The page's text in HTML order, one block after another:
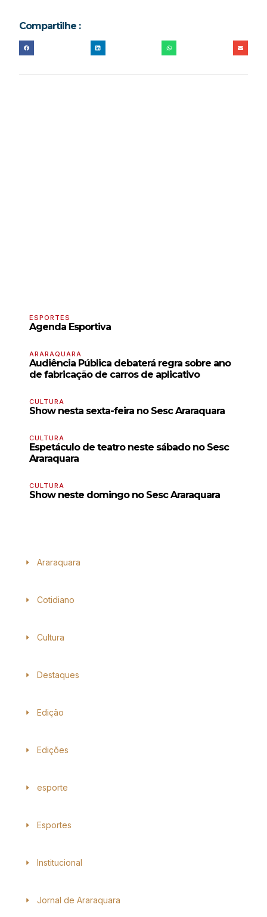
Compartilhe :
ESPORTES
Agenda Esportiva
ARARAQUARA
Audiência Pública debaterá regra sobre ano
de fabricação de carros de aplicativo
CULTURA
Show nesta sexta-feira no Sesc Araraquara
CULTURA
Espetáculo de teatro neste sábado no Sesc
Araraquara
CULTURA
Show neste domingo no Sesc Araraquara
Araraquara
Cotidiano
Cultura
Destaques
Edição
Edições
esporte
Esportes
Institucional
Jornal de Araraquara